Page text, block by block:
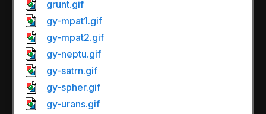
grunt.gif
gy-mpat1.gif
gy-mpat2.gif
gy-neptu.gif
gy-satrn.gif
gy-spher.gif
gy-urans.gif